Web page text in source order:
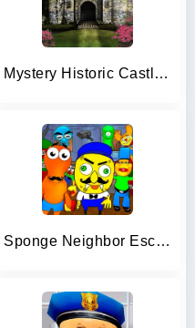
Mystery Historic Castle Escape
Sponge Neighbor Escape 3D